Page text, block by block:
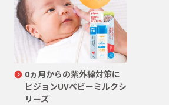
0ヵ月からの紫外線対策に
ピジョンUVベビーミルクシ
リーズ